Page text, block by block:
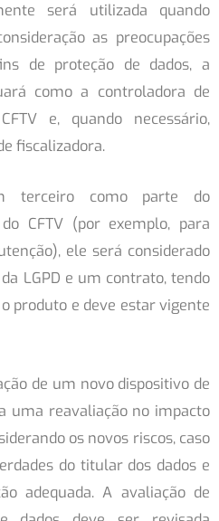
será utilizada quando
as preocupações
de proteção de dados, a
como a controladora de
e, quando necessário,
fiscalizadora.
terceiro como parte do
CFTV (por exemplo, para
ele será considerado
LGPD e um contrato, tendo
produto e deve estar vigente
de um novo dispositivo de
uma reavaliação no impacto
os novos riscos, caso
do titular dos dados e
adequada. A avaliação de